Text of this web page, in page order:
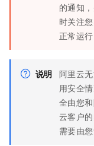
的通知
时关注
正常运行
说明 阿里云
用安全
全由您
云客户
需要由